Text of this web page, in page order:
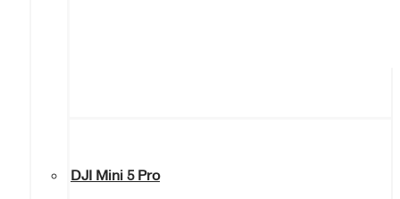
DJI Mini 5 Pro